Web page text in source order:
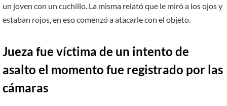
un joven con un cuchillo. La misma relató que le miró a los ojos y
estaban rojos, en eso comenzó a atacarle con el objeto.
Jueza fue víctima de un intento de
asalto el momento fue registrado por las
cámaras